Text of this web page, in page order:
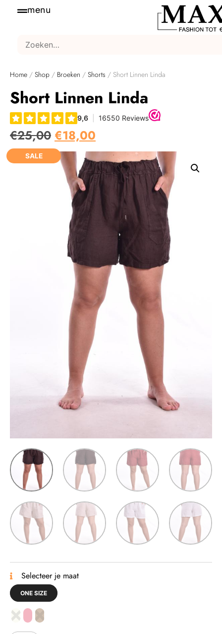
menu
Home / Shop / Broeken / Shorts / Short Linnen Linda
Short Linnen Linda
€25,00 €18,00
SALE
Selecteer je maat
ONE SIZE